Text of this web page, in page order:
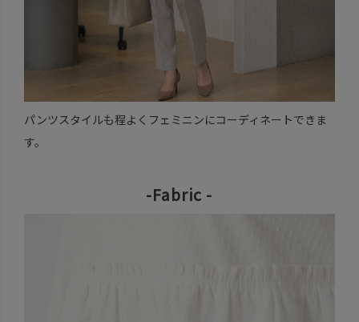
パンツスタイルも程よくフェミニンにコーディネートできま
す。
-Fabric -